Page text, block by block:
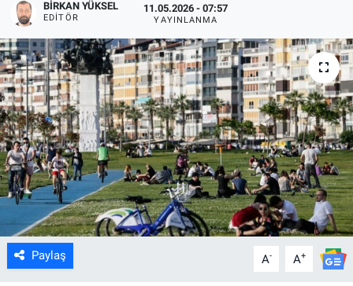
BIRKAN YÜKSEL
EDITÖR
11.05.2026 - 07:57
YAYINLANMA
Paylaş A- A+